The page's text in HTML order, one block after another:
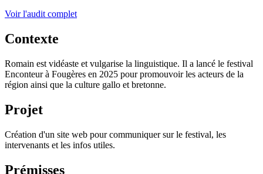
Voir l'audit complet
Contexte
Romain est vidéaste et vulgarise la linguistique. Il a lancé le festival
Enconteur à Fougères en 2025 pour promouvoir les acteurs de la
région ainsi que la culture gallo et bretonne.
Projet
Création d'un site web pour communiquer sur le festival, les
intervenants et les infos utiles.
Prémisses